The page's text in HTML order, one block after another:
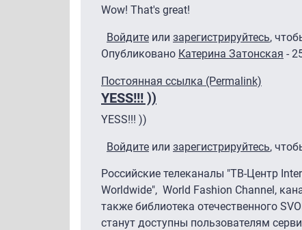
Wow! That's great!
Войдите или зарегистрируйтесь,
Опубликовано Катерина Затонская -
Постоянная ссылка (Permalink)
YESS!!! ))
YESS!!! ))
Войдите или зарегистрируйтесь,
Российские телеканалы "ТВ-Центр
Worldwide", World Fashion Channel,
также библиотека отечественного
станут доступны пользователям